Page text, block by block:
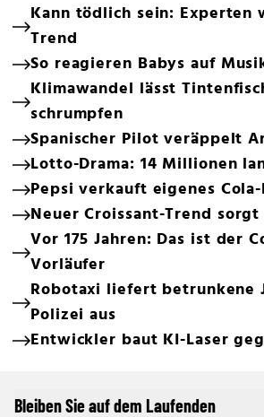
Kann tödlich sein: Experten
Trend
So reagieren Babys auf
Klimawandel lässt
schrumpfen
Spanischer Pilot veräppelt
Lotto-Drama: 14 Millionen
Pepsi verkauft eigenes
Neuer Croissant-Trend
Vor 175 Jahren: Das ist der
Vorläufer
Robotaxi liefert betrunkene
Polizei aus
Entwickler baut KI-Laser
Bleiben Sie auf dem Laufenden